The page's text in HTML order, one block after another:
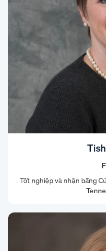
Tốt nghiệp và nhận bằng